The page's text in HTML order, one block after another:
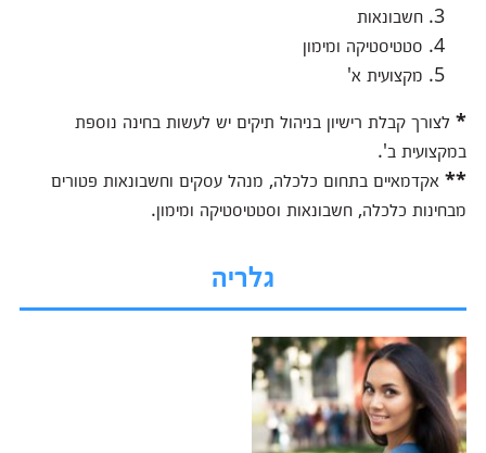
חשבונאות
סטטיסטיקה ומימון
מקצועית א'
*לצורך קבלת רישיון בניהול תיקים יש לעשות בחינה נוספת
במקצועית ב'.
**אקדמאיים בתחום כלכלה, מנהל עסקים וחשבונאות פטורים
מבחינות כלכלה, חשבונאות וסטטיסטיקה ומימון.
גלריה